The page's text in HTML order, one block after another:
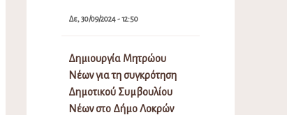
Δε, 30/09/2024 - 12:50
Δημιουργία Μητρώου
Νέων για τη συγκρότηση
Δημοτικού Συμβουλίου
Νέων στο Δήμο Λοκρών